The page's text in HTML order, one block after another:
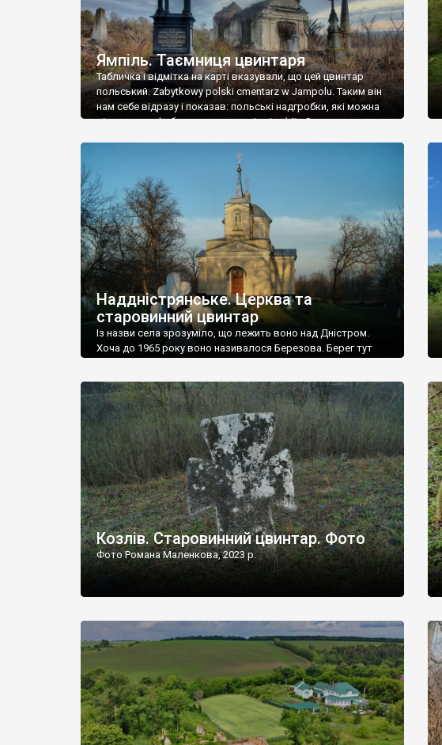
Ямпіль. Таємниця цвинтаря
Табличка і відмітка на карті вказували, що цей цвинтар
польський. Zabytkowy polski cmentarz w Jampolu. Таким він
нам себе відразу і показав: польські надгробки, які можна
віднести до фабричних, польські епітафії… Загалом цвинтар
виявилося більше семи гектарів. Перше враження про
абсолютну звичайність польського цвинтаря виявилося
оманливим – […]
Наддністрянське. Церква та
старовинний цвинтар
Із назви села зрозуміло, що лежить воно над Дністром.
Хоча до 1965 року воно називалося Березова. Берег тут
Наддністрянське відрізняється від більшості навколишніх
сіл. У селі є мурована Михайлівська церква. Точної дати […]
Козлів. Старовинний цвинтар. Фото
Фото Романа Маленкова, 2023 р.